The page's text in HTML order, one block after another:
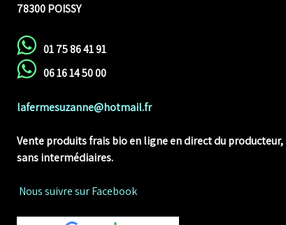
78300 POISSY
01 75 86 41 91
06 16 14 50 00
lafermesuzanne@hotmail.fr
Vente produits frais bio en ligneen direct du producteur,
sans intermédiaires.
Nous suivre sur Facebook